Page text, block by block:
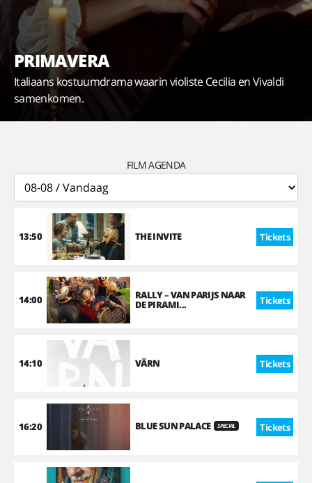
PRIMAVERA
Italiaans kostuumdrama waarin violiste Cecilia en Vivaldi
samenkomen.
FILM AGENDA
13:50 THE INVITE Tickets
14:00 RALLY – VAN PARIJS NAAR
DE PIRAMI... Tickets
14:10 VÄRN Tickets
16:20 BLUE SUN PALACE SPECIAL Tickets